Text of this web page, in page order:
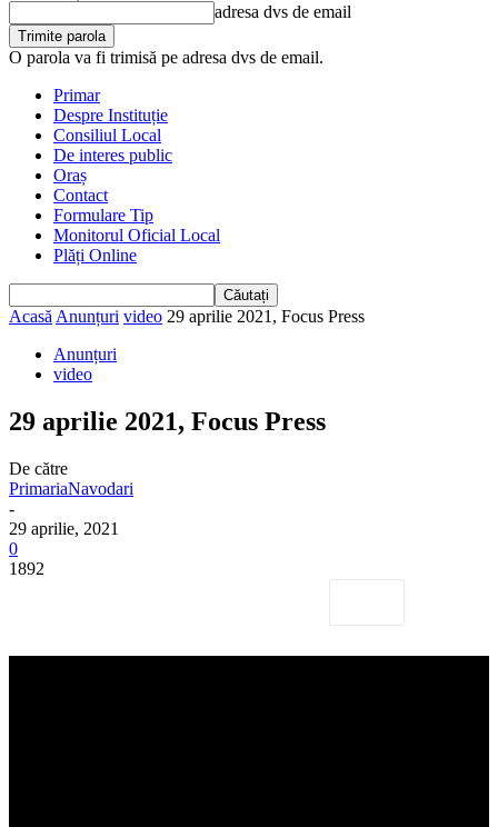
adresa dvs de email
O parola va fi trimisă pe adresa dvs de email.
Primar
Despre Instituție
Consiliul Local
De interes public
Oraș
Contact
Formulare Tip
Monitorul Oficial Local
Plăți Online
Acasă Anunțuri video 29 aprilie 2021, Focus Press
Anunțuri
video
29 aprilie 2021, Focus Press
De către
PrimariaNavodari
-
29 aprilie, 2021
0
1892